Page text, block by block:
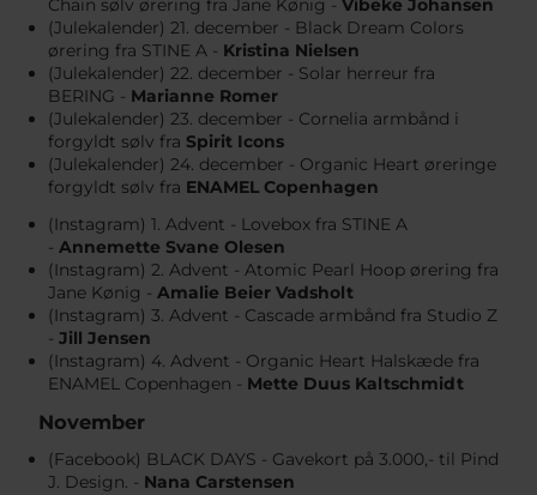
Chain sølv ørering fra Jane Kønig - Vibeke Johansen
(Julekalender) 21. december - Black Dream Colors
ørering fra STINE A - Kristina Nielsen
(Julekalender) 22. december - Solar herreur fra
BERING - Marianne Romer
(Julekalender) 23. december - Cornelia armbånd i
forgyldt sølv fra Spirit Icons
(Julekalender) 24. december - Organic Heart øreringe
forgyldt sølv fra ENAMEL Copenhagen
(Instagram) 1. Advent - Lovebox fra STINE A​
- Annemette Svane Olesen
(Instagram) 2. Advent - Atomic Pearl Hoop ørering fra
Jane Kønig - Amalie Beier Vadsholt
(Instagram) 3. Advent - Cascade armbånd fra Studio Z
- Jill Jensen
(Instagram) 4. Advent - Organic Heart Halskæde fra
ENAMEL Copenhagen - Mette Duus Kaltschmidt
November
(Facebook) BLACK DAYS - Gavekort på 3.000,- til Pind
J. Design. - Nana Carstensen